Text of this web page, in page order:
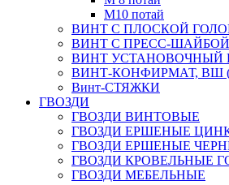
М10 потай
ВИНТ С ПЛОСКОЙ
ВИНТ С ПРЕСС-ШАЙБОЙ
ВИНТ УСТАНОВОЧНЫЙ
ВИНТ-КОНФИРМАТ, ВШ
Винт-СТЯЖКИ
ГВОЗДИ
ГВОЗДИ ВИНТОВЫЕ
ГВОЗДИ ЕРШЕНЫЕ
ГВОЗДИ ЕРШЕНЫЕ
ГВОЗДИ КРОВЕЛЬНЫЕ
ГВОЗДИ МЕБЕЛЬНЫЕ